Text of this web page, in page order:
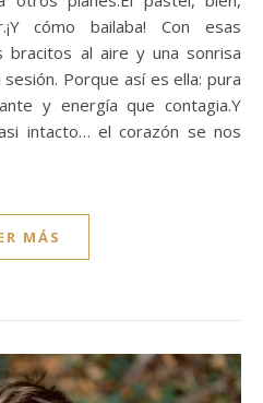
cómo bailaba! Con esas
bracitos al aire y una sonrisa
Porque así es ella: pura
y energía que contagia.Y
intacto… el corazón se nos
MÁS